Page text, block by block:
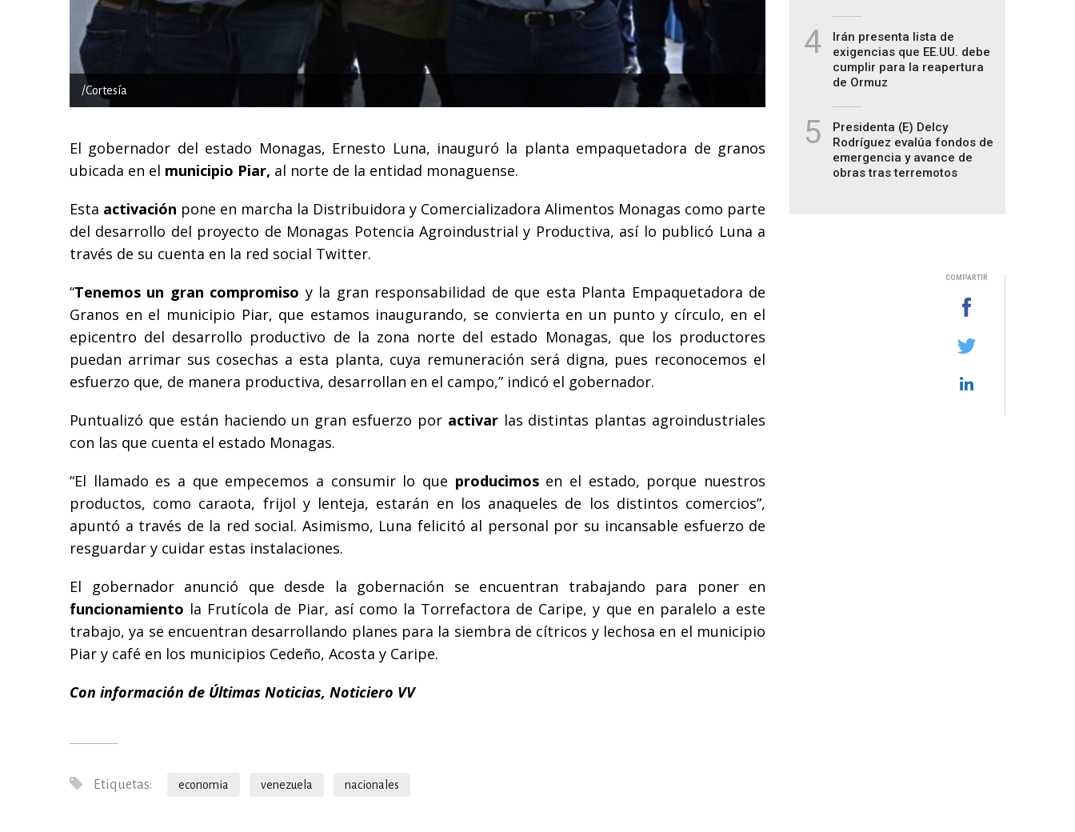
/Cortesía
El gobernador del estado Monagas, Ernesto Luna, inauguró la planta empaquetadora de granos
ubicada en el municipio Piar, al norte de la entidad monaguense.
Esta activación pone en marcha la Distribuidora y Comercializadora Alimentos Monagas como parte
del desarrollo del proyecto de Monagas Potencia Agroindustrial y Productiva, así lo publicó Luna a
través de su cuenta en la red social Twitter.
“Tenemos un gran compromiso y la gran responsabilidad de que esta Planta Empaquetadora de
Granos en el municipio Piar, que estamos inaugurando, se convierta en un punto y círculo, en el
epicentro del desarrollo productivo de la zona norte del estado Monagas, que los productores
puedan arrimar sus cosechas a esta planta, cuya remuneración será digna, pues reconocemos el
esfuerzo que, de manera productiva, desarrollan en el campo,” indicó el gobernador.
Puntualizó que están haciendo un gran esfuerzo por activarlas distintas plantas agroindustriales
con las que cuenta el estado Monagas.
“El llamado es a que empecemos a consumir lo que producimosen el estado, porque nuestros
productos, como caraota, frijol y lenteja, estarán en los anaqueles de los distintos comercios”,
apuntó a través de la red social. Asimismo, Luna felicitó al personal por su incansable esfuerzo de
resguardar y cuidar estas instalaciones.
El gobernador anunció que desde la gobernación se encuentran trabajando para poner en
funcionamiento la Frutícola de Piar, así como la Torrefactora de Caripe, y que en paralelo a este
trabajo, ya se encuentran desarrollando planes para la siembra de cítricos y lechosa en el municipio
Piar y café en los municipios Cedeño, Acosta y Caripe.
Con información de Últimas Noticias, Noticiero VV
Etiquetas: economia venezuela nacionales
4
Irán presenta lista de
exigencias que EE.UU. debe
cumplir para la reapertura
de Ormuz
5
Presidenta (E) Delcy
Rodríguez evalúa fondos de
emergencia y avance de
obras tras terremotos
COMPARTIR